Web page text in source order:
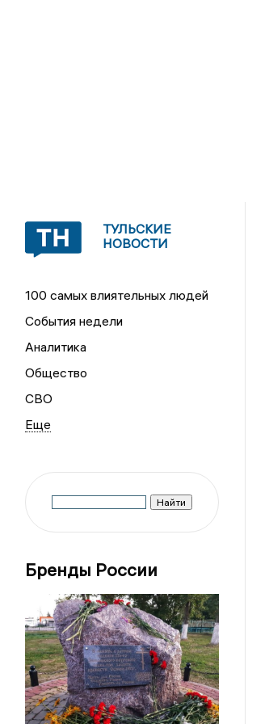
ТУЛЬСКИЕ
НОВОСТИ
100 самых влиятельных людей
События недели
Аналитика
Общество
СВО
Бренды России